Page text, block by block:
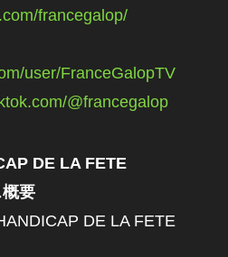
francegalop/
user/FranceGalopTV
@francegalop
DE LA FETE
要
DE LA FETE